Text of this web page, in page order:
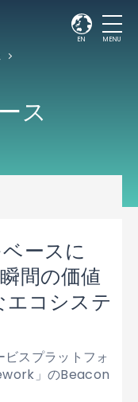
EN MENU
ス
ースに
間の価値
エコシステ
スプラットフォ
」のBeacon